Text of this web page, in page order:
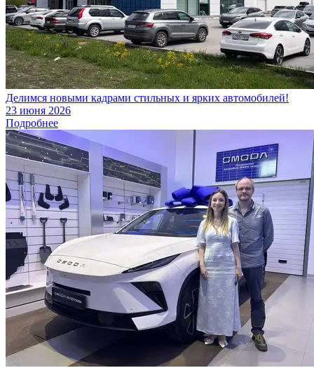
Делимся новыми кадрами стильных и ярких автомобилей!
23 июня 2026
Подробнее